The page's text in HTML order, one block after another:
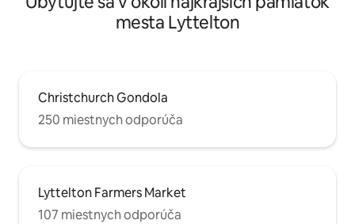
mesta Lyttelton
Christchurch Gondola
250 miestnych odporúča
Lyttelton Farmers Market
107 miestnych odporúča